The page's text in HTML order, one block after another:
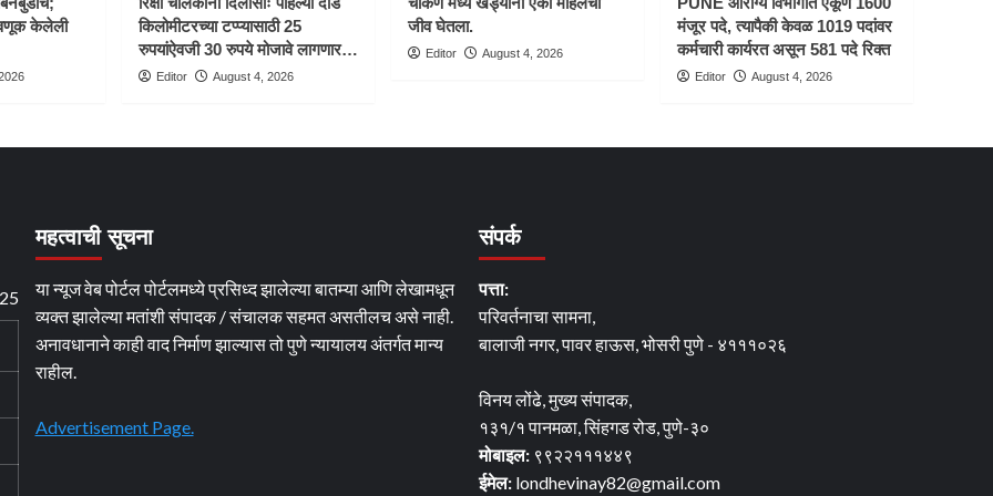
केलेली
किलोमीटरच्या टप्प्यासाठी 25
रुपयांऐवजी 30 रुपये मोजावे लागणार…
Editor August 4, 2026
जीव घेतला.
Editor August 4, 2026
मंजूर पदे, त्यापैकी केवळ 1019 पदांवर
कर्मचारी कार्यरत असून 581 पदे रिक्त
Editor August 4, 2026
महत्वाची सूचना
या न्यूज वेब पोर्टल पोर्टलमध्ये प्रसिध्द झालेल्या बातम्या आणि लेखामधून
व्यक्त झालेल्या मतांशी संपादक / संचालक सहमत असतीलच असे नाही.
अनावधानाने काही वाद निर्माण झाल्यास तो पुणे न्यायालय अंतर्गत मान्य
राहील.
Advertisement Page.
संपर्क
पत्ता:
परिवर्तनाचा सामना,
बालाजी नगर, पावर हाऊस, भोसरी पुणे - ४१११०२६
विनय लोंढे, मुख्य संपादक,
१३१/१ पानमळा, सिंहगड रोड, पुणे-३०
मोबाइल:९९२२१११४४९
ईमेल: londhevinay82@gmail.com